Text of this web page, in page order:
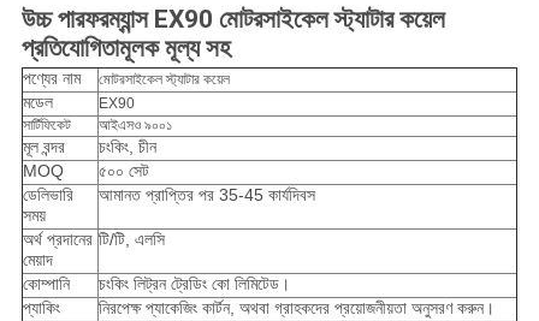
উচ্চ পারফরম্যান্স EX90 মোটরসাইকেল স্ট্যাটার কয়েল
প্রতিযোগিতামূলক মূল্য সহ
পণ্যের নাম মোটরসাইকেল স্ট্যাটার কয়েল
মডেল
EX90
সার্টিফিকেট
আইএসও ৯০০১
মূল বন্দর
চংকিং, চীন
MOQ
৫০০ সেট
ডেলিভারি
সময়
আমানত প্রাপ্তির পর 35-45 কার্যদিবস
অর্থ প্রদানের
মেয়াদ
টি/টি, এলসি
কোম্পানি
চংকিং লিট্রন ট্রেডিং কো লিমিটেড।
প্যাকিং
নিরপেক্ষ প্যাকেজিং কার্টন, অথবা গ্রাহকদের প্রয়োজনীয়তা অনুসরণ করুন।